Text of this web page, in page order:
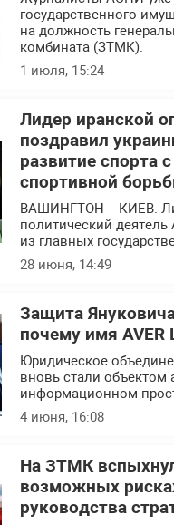
государственного
на должность
комбината (ЗТМК).
1 июля, 15:24
Лидер иранской
поздравил
развитие спорта
спортивной
ВАШИНГТОН – КИЕВ.
политический
из главных
28 июня, 14:49
Защита
почему имя AVER
Юридическое
вновь стали объектом
информационном
4 июня, 16:08
На ЗТМК
возможных
руководства